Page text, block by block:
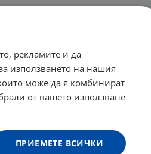
рекламите и да
използването на нашия
може да я комбинират
от вашето използване
ПРИЕМЕТЕ ВСИЧКИ